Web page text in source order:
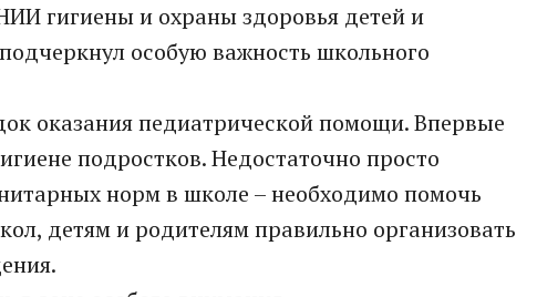
гигиены и охраны здоровья детей и
особую важность школьного
оказания педиатрической помощи. Впервые
подростков. Недостаточно просто
норм в школе – необходимо помочь
детям и родителям правильно организовать